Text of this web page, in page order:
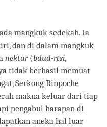
mangkuk sedekah. Ia
dan di dalam mangkuk
nektar (bdud-rtsi,
tidak berhasil memuat
Serkong Rinpoche
makna keluar dari tiap
pengabul harapan di
aneka hal luar